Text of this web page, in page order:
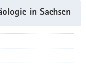
in Sachsen